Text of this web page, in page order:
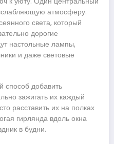
атмосферу.
света, который
дорогие
настольные лампы,
и даже световые
способ добавить
зажигать их каждый
расставить их на полках
гирлянда вдоль окна
в будни.